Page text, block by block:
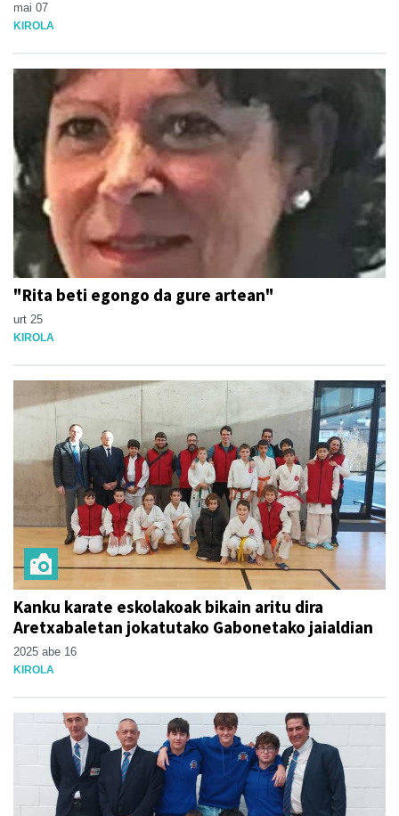
mai 07
KIROLA
"Rita beti egongo da gure artean"
urt 25
KIROLA
Kanku karate eskolakoak bikain aritu dira
Aretxabaletan jokatutako Gabonetako jaialdian
2025 abe 16
KIROLA